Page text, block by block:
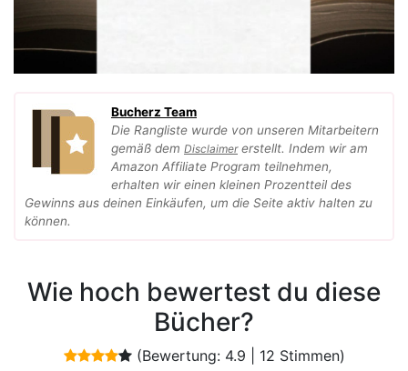
Bucherz Team
Die Rangliste wurde von unseren Mitarbeitern
gemäß dem Disclaimererstellt. Indem wir am
Amazon Affiliate Program teilnehmen,
erhalten wir einen kleinen Prozentteil des
Gewinns aus deinen Einkäufen, um die Seite aktiv halten zu
können.
Wie hoch bewertest du diese
Bücher?
(Bewertung: 4.9 12 Stimmen)